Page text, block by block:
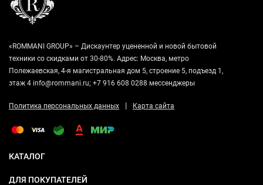
«ROMMANI GROUP» – Дискаунтер уцененной и новой бытовой
техники со скидками от 30-80%. Адрес: Москва, метро
Полежаевская, 4-я магистральная дом 5, строение 5, подъезд 1,
этаж 4 info@rommani.ru; +7 916 608 0288 мессенджеры
Политика персональных данных | Карта сайта
КАТАЛОГ
ДЛЯ ПОКУПАТЕЛЕЙ